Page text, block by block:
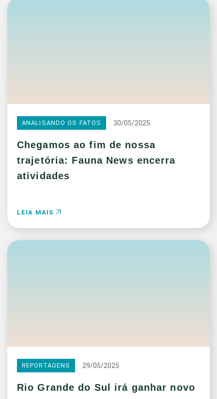
ANALISANDO OS FATOS 30/05/2025
Chegamos ao fim de nossa
trajetória: Fauna News encerra
atividades
LEIA MAIS
REPORTAGENS 29/05/2025
Rio Grande do Sul irá ganhar novo